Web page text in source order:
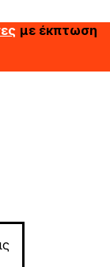
με έκπτωση